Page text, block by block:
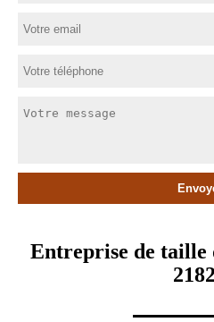
Entreprise de taille